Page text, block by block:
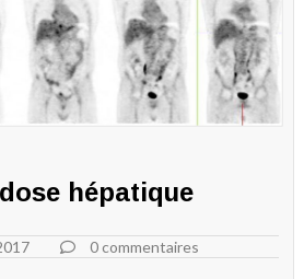
hépatique
0 commentaires